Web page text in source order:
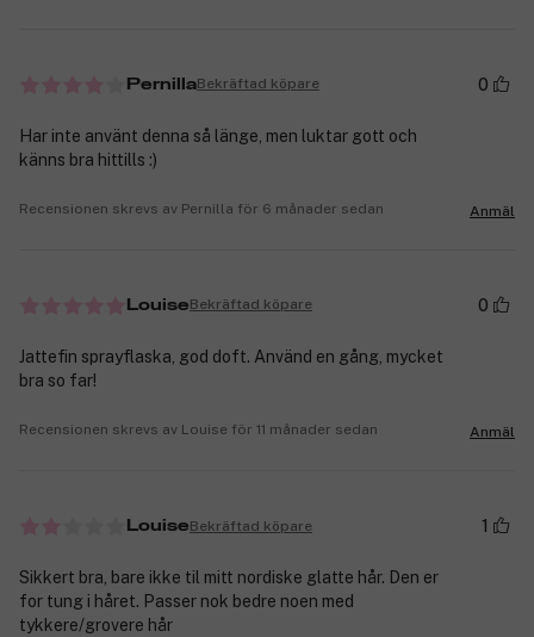
PernillaBekräftad köpare 0
Har inte använt denna så länge, men luktar gott och
känns bra hittills :)
Recensionen skrevs av Pernilla för 6 månader sedan Anmäl
LouiseBekräftad köpare 0
Jattefin sprayflaska, god doft. Använd en gång, mycket
bra so far!
Recensionen skrevs av Louise för 11 månader sedan Anmäl
LouiseBekräftad köpare 1
Sikkert bra, bare ikke til mitt nordiske glatte hår. Den er
for tung i håret. Passer nok bedre noen med
tykkere/grovere hår